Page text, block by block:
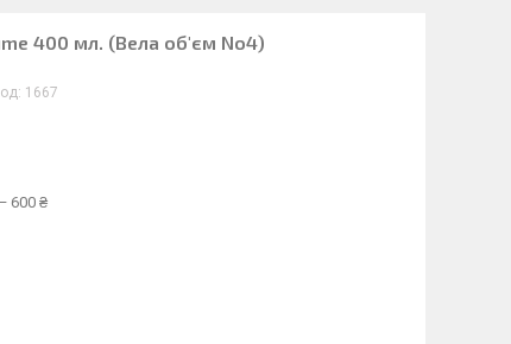
400 мл. (Вела об'єм No4)
1667
600 ₴